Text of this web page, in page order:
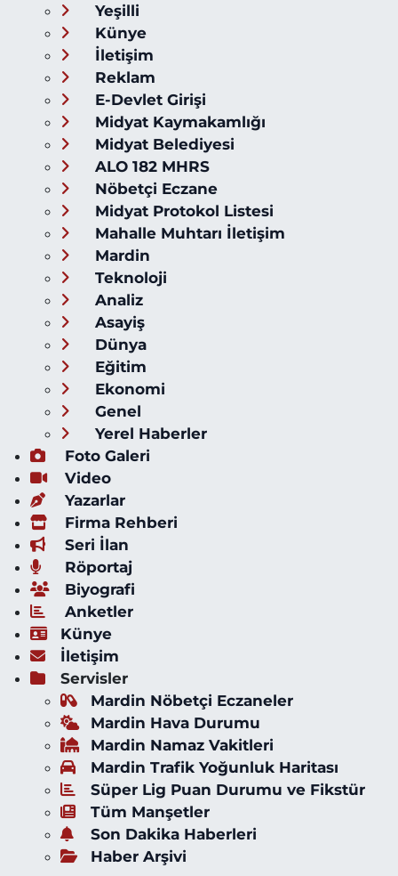
Yeşilli
Künye
İletişim
Reklam
E-Devlet Girişi
Midyat Kaymakamlığı
Midyat Belediyesi
ALO 182 MHRS
Nöbetçi Eczane
Midyat Protokol Listesi
Mahalle Muhtarı İletişim
Mardin
Teknoloji
Analiz
Asayiş
Dünya
Eğitim
Ekonomi
Genel
Yerel Haberler
Foto Galeri
Video
Yazarlar
Firma Rehberi
Seri İlan
Röportaj
Biyografi
Anketler
Künye
İletişim
Servisler
Mardin Nöbetçi Eczaneler
Mardin Hava Durumu
Mardin Namaz Vakitleri
Mardin Trafik Yoğunluk Haritası
Süper Lig Puan Durumu ve Fikstür
Tüm Manşetler
Son Dakika Haberleri
Haber Arşivi